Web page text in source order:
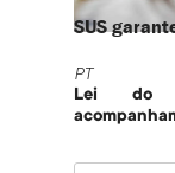
SUS
PT
Lei do